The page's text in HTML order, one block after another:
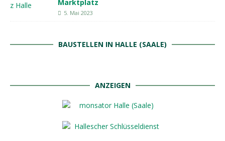
Marktplatz
5. Mai 2023
BAUSTELLEN IN HALLE (SAALE)
ANZEIGEN